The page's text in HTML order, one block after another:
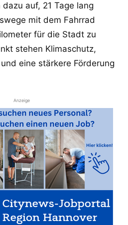
auf, 21 Tage lang
mit dem Fahrrad
für die Stadt zu
stehen Klimaschutz,
eine stärkere Förderung
Anzeige